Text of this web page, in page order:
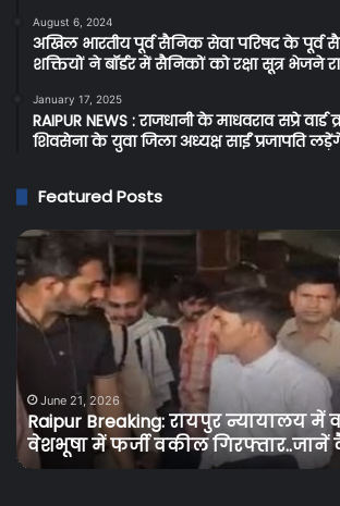
August 6, 2024
अखिल भारतीय पूर्व सैनिक सेवा परिषद के पूर्व
शक्तियों ने बॉर्डर में सैनिकों को रक्षा सूत्र भेजने
January 17, 2025
RAIPUR NEWS : राजधानी के माधवराव सप्रे
शिवसेना के युवा जिला अध्यक्ष साईं प्रजापति
Featured Posts
Cg
Breaking:
प्रदेश
के
बिजली
उपभोक्ताओं
को
तगड़ा
झटका,
बिजली
के
June 15, 2026
Cg Breaking: प्रदेश के बिजली
झटका, बिजली के दामों में 30 से 50 पैसे
गई बढ़ोतरी…